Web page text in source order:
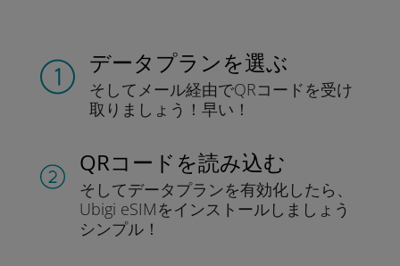
データプランを選ぶ
そしてメール経由でQRコードを受け
取りましょう！早い！
QRコードを読み込む
そしてデータプランを有効化したら、
Ubigi eSIMをインストールしま しょう
シンプル！